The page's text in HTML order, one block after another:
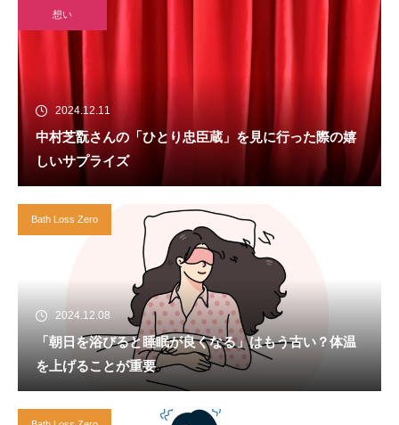
想い
2024.12.11
中村芝翫さんの「ひとり忠臣蔵」を見に行った際の嬉
しいサプライズ
Bath Loss Zero
2024.12.08
「朝日を浴びると睡眠が良くなる」はもう古い？体温
を上げることが重要